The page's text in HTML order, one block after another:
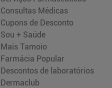
Consultas Médicas
Cupons de Desconto
Sou + Saúde
Mais Tamoio
Farmácia Popular
Descontos de laboratórios
Dermaclub